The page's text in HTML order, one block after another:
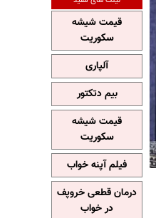
قیمت شیشه
سکوریت
آلپاری
بیم دتکتور
قیمت شیشه
سکوریت
فیلم آپنه خواب
درمان قطعی خروپف
در خواب